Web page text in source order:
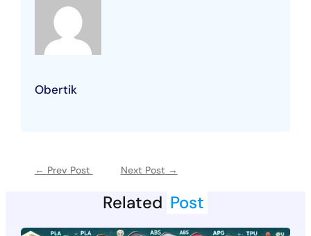
Obertik
← Prev Post Next Post →
Related Post